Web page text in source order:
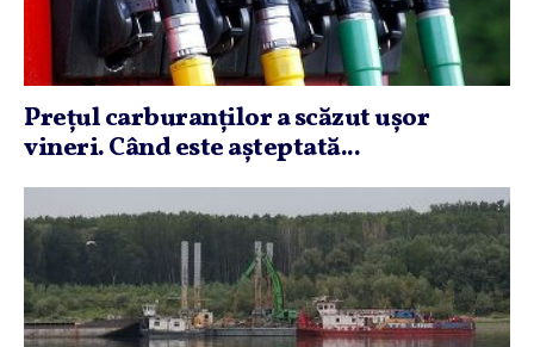
Preţul carburanţilor a scăzut uşor
vineri. Când este aşteptată...